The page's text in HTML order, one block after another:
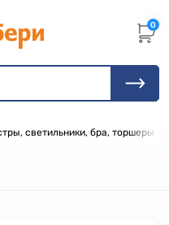
0
светильники, бра, торшеры